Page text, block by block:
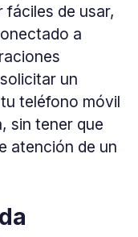
fáciles de usar,
a
un
teléfono móvil
sin tener que
atención de un